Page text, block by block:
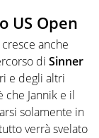
US Open
anche
di Sinner
e degli altri
che Jannik e il
solamente in
verrà svelato